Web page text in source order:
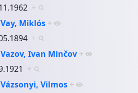
+
Miklós +
+
Ivan Minčov +
+
Vilmos +